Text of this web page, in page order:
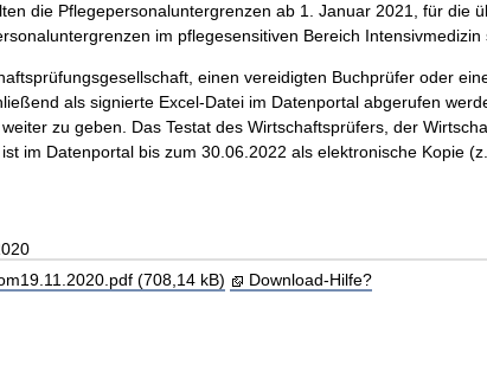
die Pflegepersonaluntergrenzen ab 1. Januar 2021, für
im pflegesensitiven Bereich Intensivmedizin
einen vereidigten Buchprüfer oder
als signierte Excel-Datei im Datenportal abgerufen
zu geben. Das Testat des Wirtschaftsprüfers, der
im Datenportal bis zum 30.06.2022 als elektronische Kopie
(708,14 kB)
Download-Hilfe?